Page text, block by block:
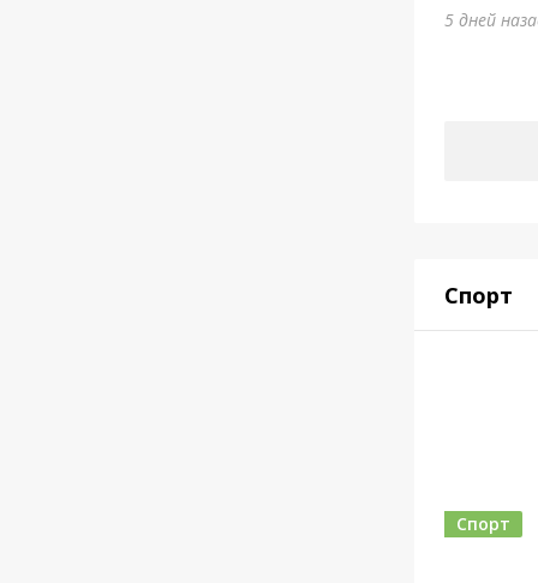
5 дней
Спорт
Спорт